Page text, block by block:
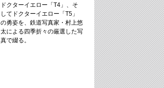
ドクターイエロー「T4」、そ
してドクターイエロー「T5」
の勇姿を、鉄道写真家・村上悠
太による四季折々の厳選した写
真で綴る。